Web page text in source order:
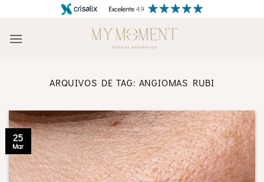
content
ARQUIVOS DE TAG: ANGIOMAS RUBI
25
Mar